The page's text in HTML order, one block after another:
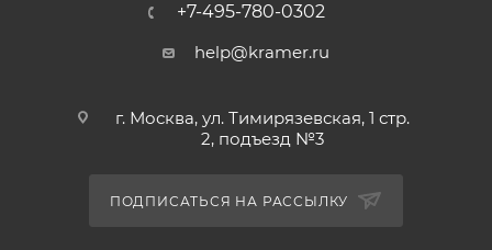
+7-495-780-0302
help@kramer.ru
г. Москва, ул. Тимирязевская, 1 стр.
2, подъезд №3
ПОДПИСАТЬСЯ НА РАССЫЛКУ